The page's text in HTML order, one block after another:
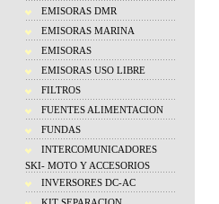
EMISORAS DMR
EMISORAS MARINA
EMISORAS
EMISORAS USO LIBRE
FILTROS
FUENTES ALIMENTACION
FUNDAS
INTERCOMUNICADORES
SKI- MOTO Y ACCESORIOS
INVERSORES DC-AC